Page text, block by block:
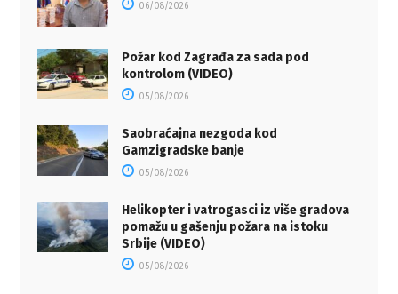
06/08/2026
Požar kod Zagrađa za sada pod
kontrolom (VIDEO)
05/08/2026
Saobraćajna nezgoda kod
Gamzigradske banje
05/08/2026
Helikopter i vatrogasci iz više gradova
pomažu u gašenju požara na istoku
Srbije (VIDEO)
05/08/2026